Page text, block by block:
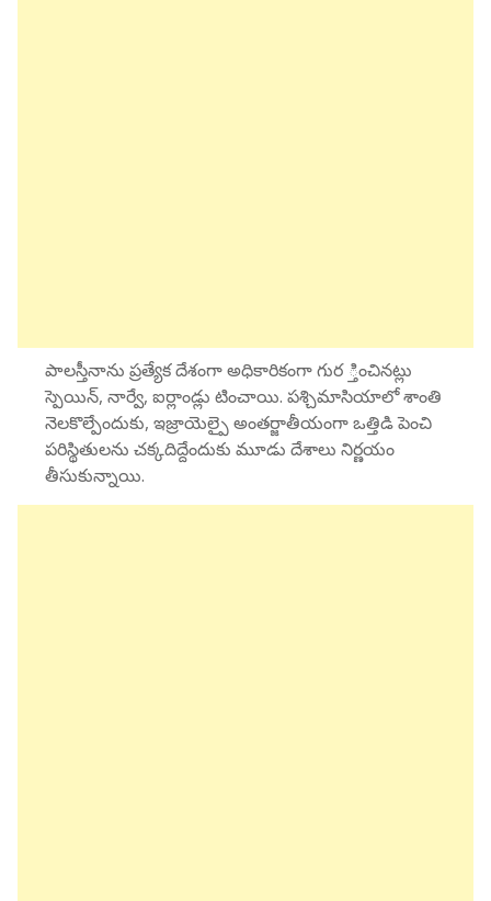
పాలస్తీనాను ప్రత్యేక దేశంగా అధికారికంగా గుర ్తించినట్లు
స్పెయిన్, నార్వే, ఐర్లాండ్లు టించాయి. పశ్చిమాసియాలో శాంతి
నెలకొల్పేందుకు, ఇజ్రాయెల్పై అంతర్జాతీయంగా ఒత్తిడి పెంచి
పరిస్థితులను చక్కదిద్దేందుకు మూడు దేశాలు నిర్ణయం
తీసుకున్నాయి.